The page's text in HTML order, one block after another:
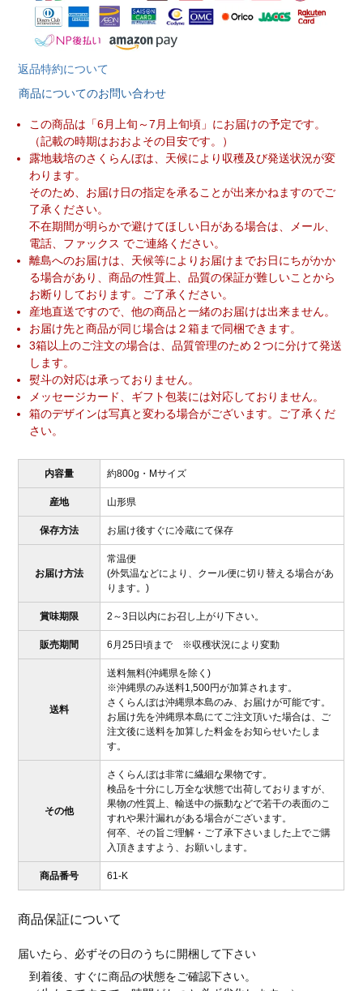
返品特約について
商品についてのお問い合わせ
この商品は「6月上旬～7月上旬頃」にお届けの予定です。
（記載の時期はおおよその目安です。）
露地栽培のさくらんぼは、天候により収穫及び発送状況が変
わります。
そのため、お届け日の指定を承ることが出来かねますのでご
了承ください。
不在期間が明らかで避けてほしい日がある場合は、メール、
電話、ファックス でご連絡ください。
離島へのお届けは、天候等によりお届けまでお日にちがかか
る場合があり、商品の性質上、品質の保証が難しいことから
お断りしております。ご了承ください。
産地直送ですので、他の商品と一緒のお届けは出来ません。
お届け先と商品が同じ場合は２箱まで同梱できます。
3箱以上のご注文の場合は、品質管理のため２つに分けて発送
します。
熨斗の対応は承っておりません。
メッセージカード、ギフト包装には対応しておりません。
箱のデザインは写真と変わる場合がございます。ご了承くだ
さい。
内容量 約800g・Mサイズ
産地 山形県
保存方法 お届け後すぐに冷蔵にて保存
お届け方法
常温便
(外気温などにより、クール便に切り替える場合があ
ります。)
賞味期限 2～3日以内にお召し上がり下さい。
販売期間 6月25日頃まで ※収穫状況により変動
送料
送料無料(沖縄県を除く)
※沖縄県のみ送料1,500円が加算されます。
さくらんぼは沖縄県本島のみ、お届けが可能です。
お届け先を沖縄県本島にてご注文頂いた場合は、ご
注文後に送料を加算した料金をお知らせいたしま
す。
その他
さくらんぼは非常に繊細な果物です。
検品を十分にし万全な状態で出荷しておりますが、
果物の性質上、輸送中の振動などで若干の表面のこ
すれや果汁漏れがある場合がございます。
何卒、その旨ご理解・ご了承下さいました上でご購
入頂きますよう、お願いします。
商品番号 61-K
商品保証について
届いたら、必ずその日のうちに開梱して下さい
到着後、すぐに商品の状態をご確認下さい。